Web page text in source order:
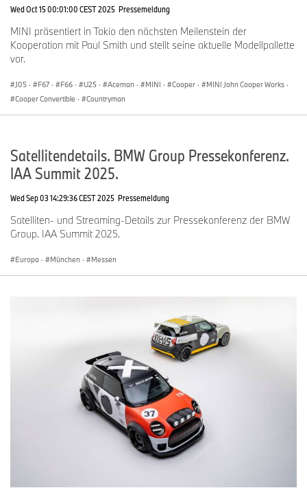
Wed Oct 15 00:01:00 CEST 2025 Pressemeldung
MINI präsentiert in Tokio den nächsten Meilenstein der
Kooperation mit Paul Smith und stellt seine aktuelle Modellpallette
vor.
J05 · F67 · F66 · U25 · Aceman · MINI · Cooper · MINI John Cooper Works ·
Cooper Convertible · Countryman
Satellitendetails. BMW Group Pressekonferenz.
IAA Summit 2025.
Wed Sep 03 14:29:36 CEST 2025 Pressemeldung
Satelliten- und Streaming-Details zur Pressekonferenz der BMW
Group. IAA Summit 2025.
Europa · München · Messen